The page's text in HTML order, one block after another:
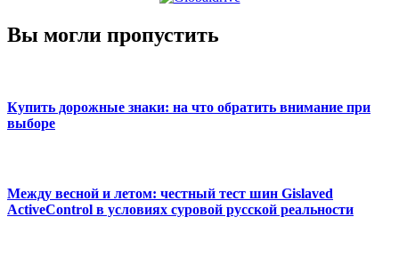
Вы могли пропустить
Купить дорожные знаки: на что обратить внимание при
выборе
Между весной и летом: честный тест шин Gislaved
ActiveControl в условиях суровой русской реальности